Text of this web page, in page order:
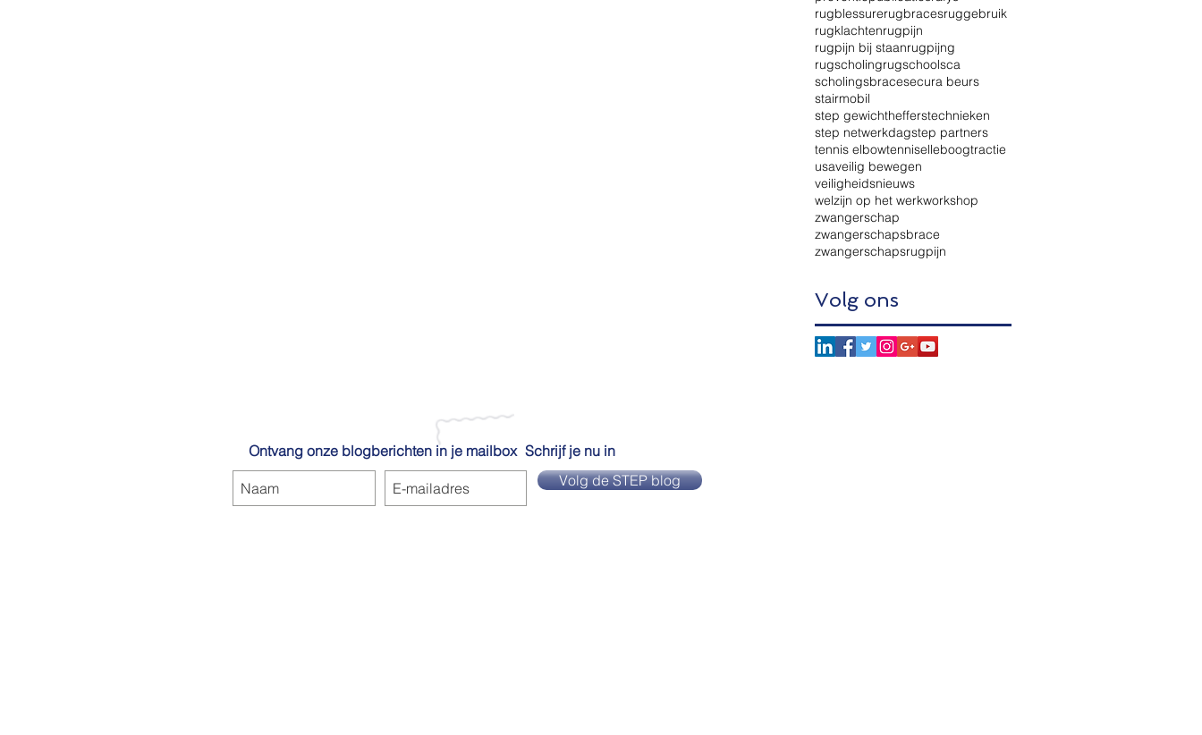
rugblessurerugbracesruggebruik
rugklachtenrugpijn
rugpijn bij staanrugpijng
rugscholingrugschoolsca
scholingsbracesecura beurs
stairmobil
step gewichthefferstechnieken
step netwerkdagstep partners
tennis elbowtenniselleboogtractie
usaveilig bewegen
veiligheidsnieuws
welzijn op het werkworkshop
zwangerschap
zwangerschapsbrace
zwangerschapsrugpijn
Volg ons
Ontvang onze blogberichten in je mailbox Schrijf je nu in
Volg de STEP blog